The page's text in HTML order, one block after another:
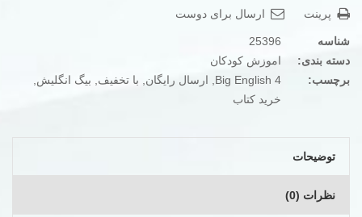
عدد
پرینت ارسال برای دوست
شناسه
25396
دسته بندی:
اموزش کودکان
برچسب:
Big English 4
, ارسال رایگان, با تخفیف , بیگ انگلیش ,
خرید کتاب
توضیحات
نظرات (0)